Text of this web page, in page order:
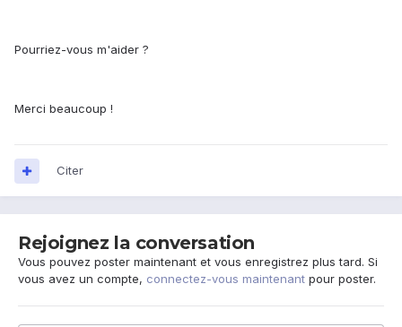
Pourriez-vous m'aider ?
Merci beaucoup !
Citer
Rejoignez la conversation
Vous pouvez poster maintenant et vous enregistrez plus tard. Si
vous avez un compte, connectez-vous maintenant pour poster.